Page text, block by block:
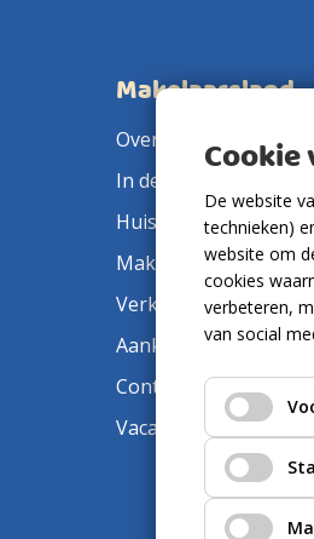
Makelaarsland
Over ons
In de pers
Huis verkopen
Makelaar in de buurt
Verkoopmakelaar
Aankoopmakelaar
Contact
Vacatures
De website
technieken)
website om
cookies
verbeteren,
van social